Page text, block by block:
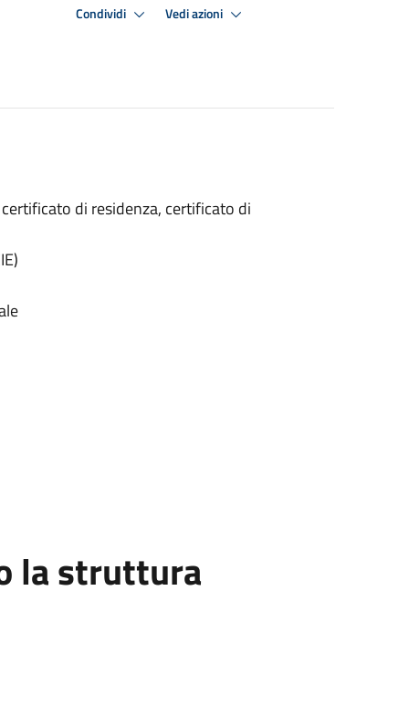
Condividi Vedi azioni
di residenza, certificato di
la struttura